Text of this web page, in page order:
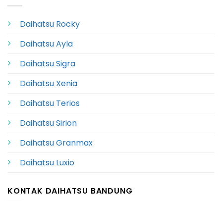
Daihatsu Rocky
Daihatsu Ayla
Daihatsu Sigra
Daihatsu Xenia
Daihatsu Terios
Daihatsu Sirion
Daihatsu Granmax
Daihatsu Luxio
KONTAK DAIHATSU BANDUNG